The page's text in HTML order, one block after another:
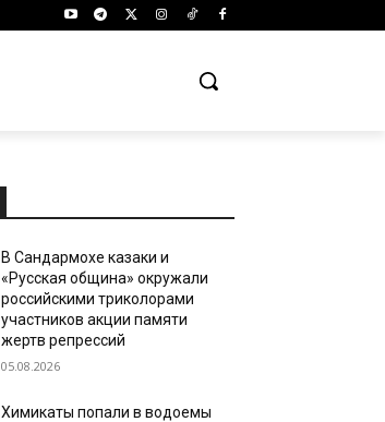
В Сандармохе казаки и
«Русская община» окружали
российскими триколорами
участников акции памяти
жертв репрессий
05.08.2026
Химикаты попали в водоемы